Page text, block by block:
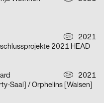
CH
2021
2021 HEAD
CH
2021
Saal] / Orphelins [Waisen]